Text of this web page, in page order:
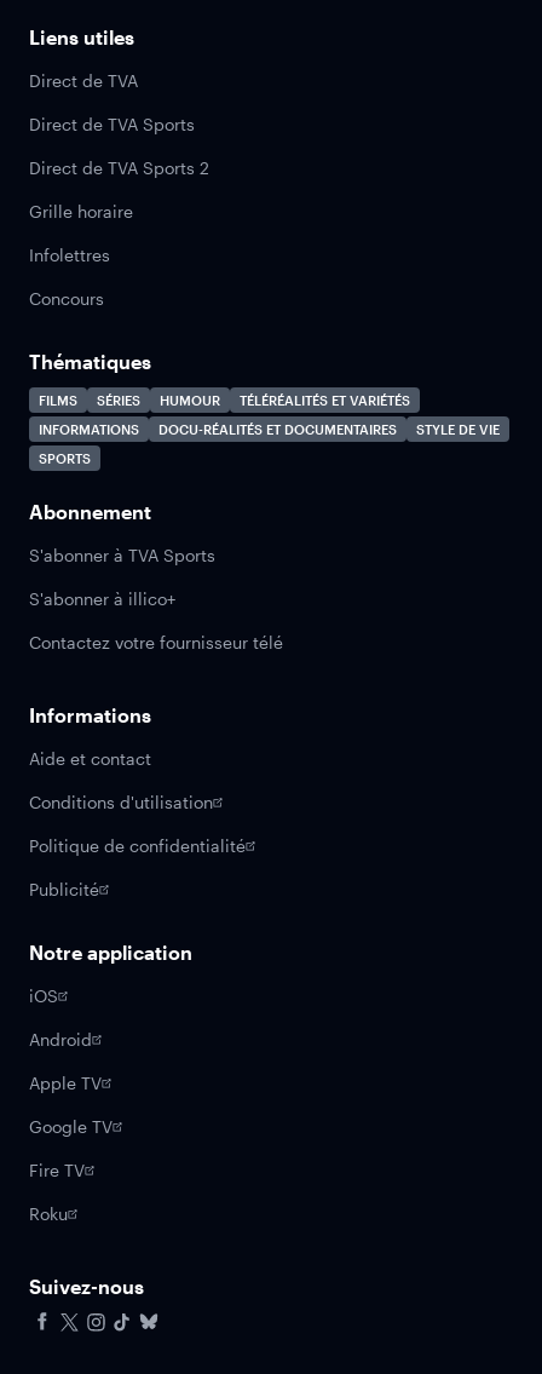
Liens utiles
Direct de TVA
Direct de TVA Sports
Direct de TVA Sports 2
Grille horaire
Infolettres
Concours
Thématiques
FILMS SÉRIES HUMOUR
TÉLÉRÉALITÉS ET VARIÉTÉS
INFORMATIONS
DOCU-RÉALITÉS ET DOCUMENTAIRES
STYLE DE VIE
SPORTS
Abonnement
S'abonner à TVA Sports
S'abonner à illico+
Contactez votre fournisseur télé
Informations
Aide et contact
Conditions d'utilisation
Politique de confidentialité
Publicité
Notre application
iOS
Android
Apple TV
Google TV
Fire TV
Roku
Suivez-nous